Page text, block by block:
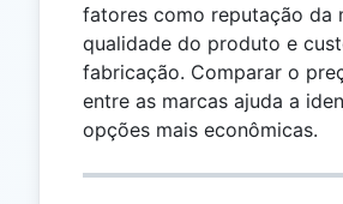
fatores como reputação da
qualidade do produto e
fabricação. Comparar o
entre as marcas ajuda a
opções mais econômicas.